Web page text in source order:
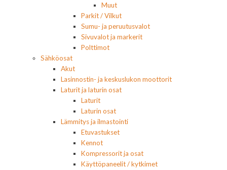
Muut
Parkit / Vilkut
Sumu- ja peruutusvalot
Sivuvalot ja markerit
Polttimot
Sähköosat
Akut
Lasinnostin- ja keskuslukon moottorit
Laturit ja laturin osat
Laturit
Laturin osat
Lämmitys ja ilmastointi
Etuvastukset
Kennot
Kompressorit ja osat
Käyttöpaneelit / kytkimet